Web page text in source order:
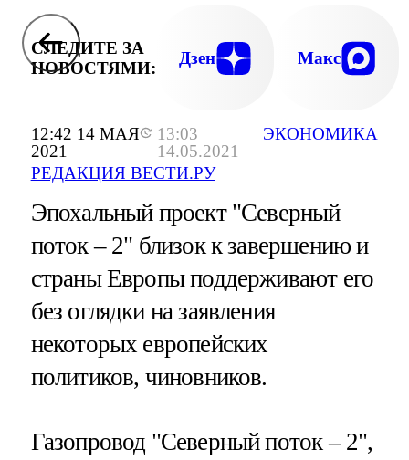
12:42 14 МАЯ
2021
13:03
14.05.2021
РЕДАКЦИЯ ВЕСТИ.РУ
ЭКОНОМИКА
СЛЕДИТЕ ЗА
НОВОСТЯМИ:
Дзен Макс
Эпохальный проект "Северный
поток – 2" близок к завершению и
страны Европы поддерживают его
без оглядки на заявления
некоторых европейских
политиков, чиновников.
Газопровод "Северный поток – 2",